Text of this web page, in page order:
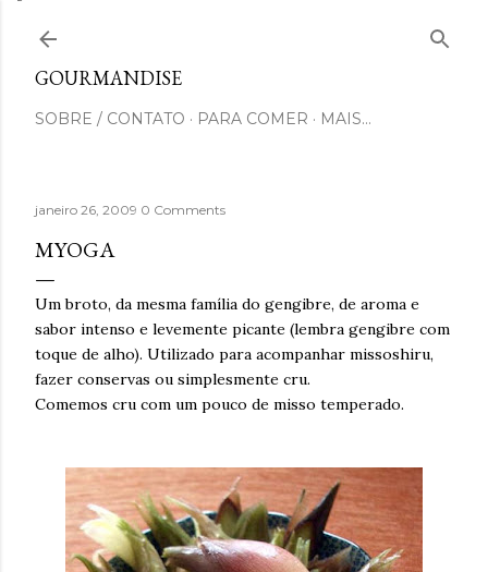
GOURMANDISE
SOBRE / CONTATO PARA COMER MAIS…
janeiro 26, 2009 0 Comments
MYOGA
Um broto, da mesma família do gengibre, de aroma e
sabor intenso e levemente picante (lembra gengibre com
toque de alho). Utilizado para acompanhar missoshiru,
fazer conservas ou simplesmente cru.
Comemos cru com um pouco de misso temperado.